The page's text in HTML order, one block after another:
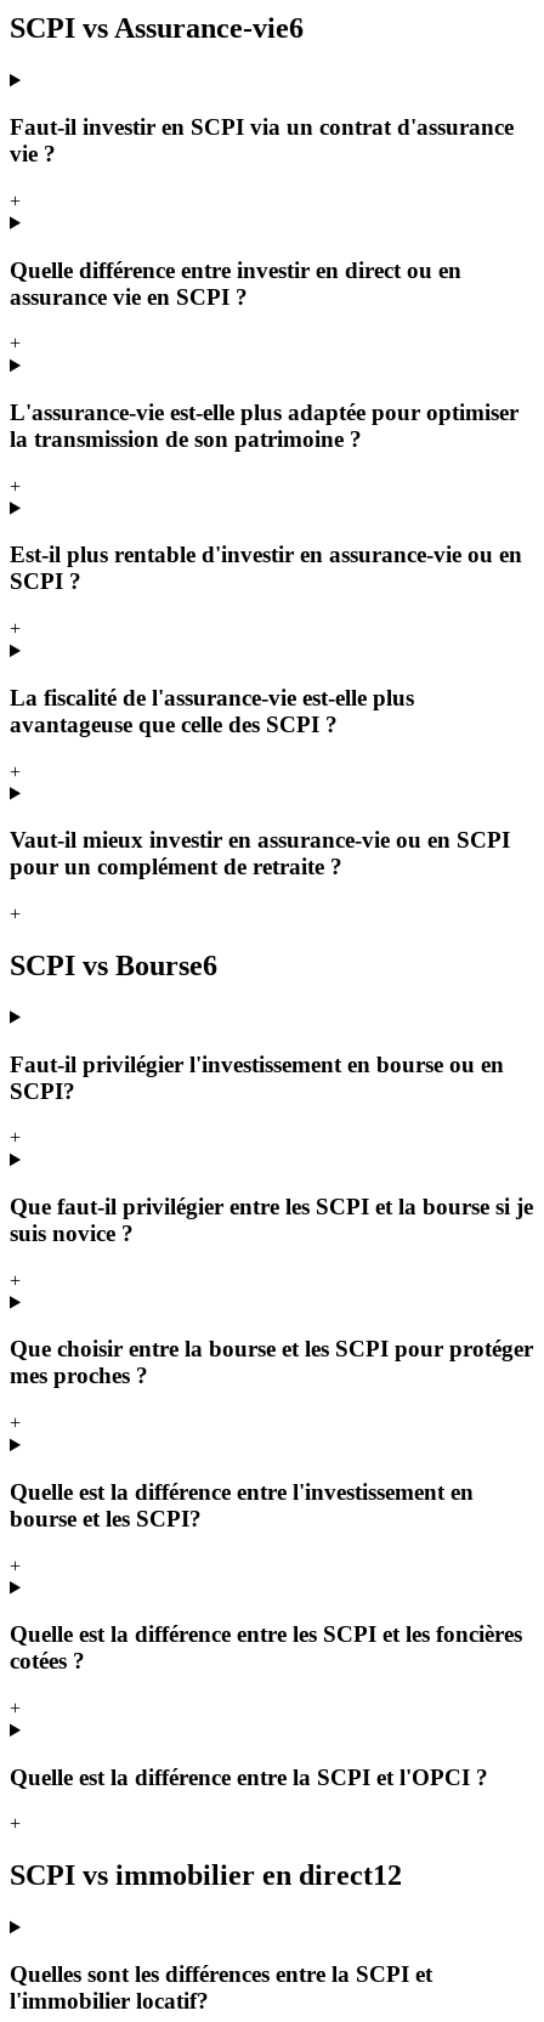
SCPI vs Assurance-vie6
Faut-il investir en SCPI via un contrat d'assurance
vie ?
+
Quelle différence entre investir en direct ou en
assurance vie en SCPI ?
+
L'assurance-vie est-elle plus adaptée pour optimiser
la transmission de son patrimoine ?
+
Est-il plus rentable d'investir en assurance-vie ou en
SCPI ?
+
La fiscalité de l'assurance-vie est-elle plus
avantageuse que celle des SCPI ?
+
Vaut-il mieux investir en assurance-vie ou en SCPI
pour un complément de retraite ?
+
SCPI vs Bourse6
Faut-il privilégier l'investissement en bourse ou en
SCPI?
+
Que faut-il privilégier entre les SCPI et la bourse si je
suis novice ?
+
Que choisir entre la bourse et les SCPI pour protéger
mes proches ?
+
Quelle est la différence entre l'investissement en
bourse et les SCPI?
+
Quelle est la différence entre les SCPI et les foncières
cotées ?
+
Quelle est la différence entre la SCPI et l'OPCI ?
+
SCPI vs immobilier en direct12
Quelles sont les différences entre la SCPI et
l'immobilier locatif?